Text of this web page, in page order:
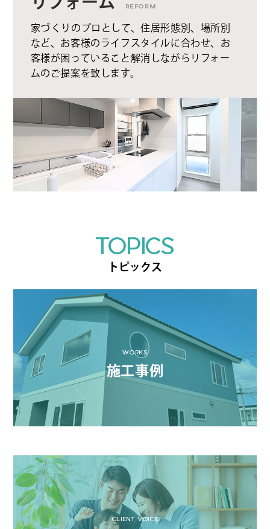
REFORM
家づくりのプロとして、住居形態別、場所別
など、お客様のライフスタイルに合わせ、お
客様が困っていること解消しながらリフォー
ムのご提案を致します。
TOPICS
トピックス
WORKS
施工事例
CLIENT VOICE